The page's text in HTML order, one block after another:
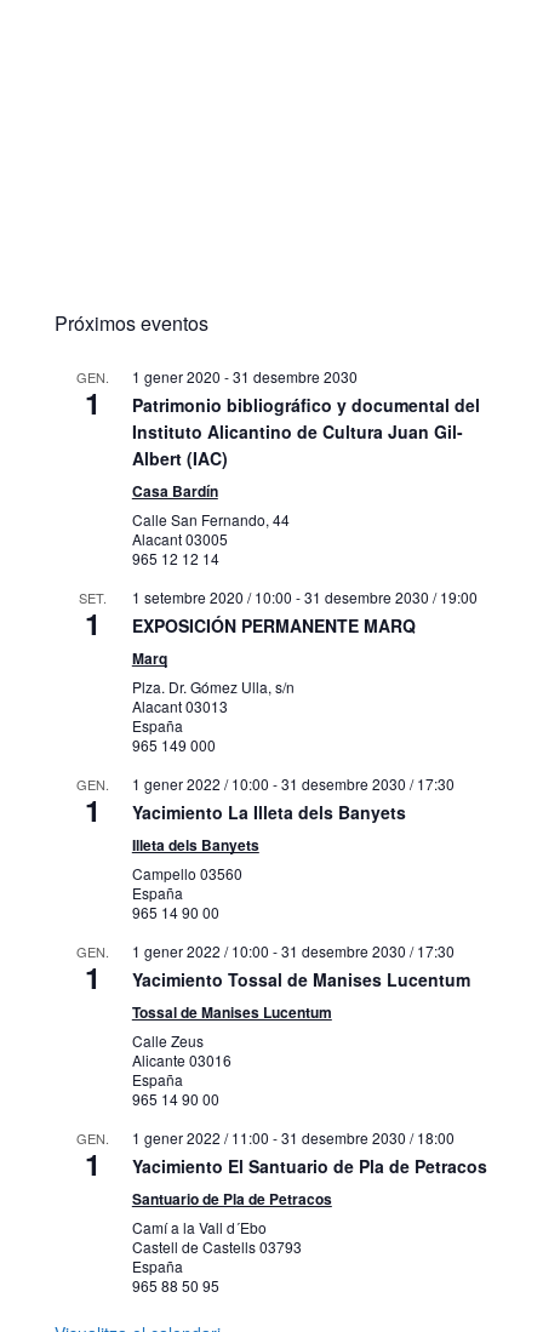
Próximos eventos
GEN.
1
1 gener 2020 -31 desembre 2030
Patrimonio bibliográfico y documental del
Instituto Alicantino de Cultura Juan Gil-
Albert (IAC)
Casa Bardín
Calle San Fernando, 44
Alacant03005
965 12 12 14
SET.
1
1 setembre 2020 / 10:00 -31 desembre 2030 / 19:00
EXPOSICIÓN PERMANENTE MARQ
Marq
Plza. Dr. Gómez Ulla, s/n
Alacant03013
España
965 149 000
GEN.
1
1 gener 2022 / 10:00 -31 desembre 2030 / 17:30
Yacimiento La Illeta dels Banyets
Illeta dels Banyets
Campello 03560
España
965 14 90 00
GEN.
1
1 gener 2022 / 10:00 -31 desembre 2030 / 17:30
Yacimiento Tossal de Manises Lucentum
Tossal de Manises Lucentum
Calle Zeus
Alicante 03016
España
965 14 90 00
GEN.
1
1 gener 2022 / 11:00 -31 desembre 2030 / 18:00
Yacimiento El Santuario de Pla de Petracos
Santuario de Pla de Petracos
Camí a la Vall d´Ebo
Castell de Castells03793
España
965 88 50 95